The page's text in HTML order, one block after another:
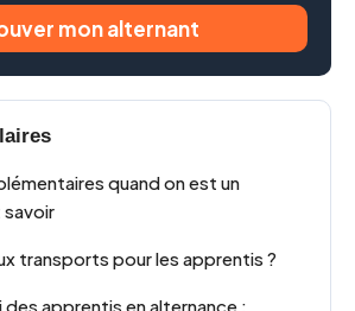
mon alternant
quand on est un
transports pour les apprentis ?
des apprentis en alternance :